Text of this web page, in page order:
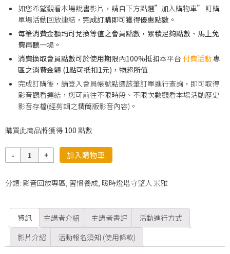
如您希望觀看本場說書影片，請自下方點選”加入購物車” 訂購
單場活動回放連結， 完成訂購即可獲得優惠點數。
每筆消費金額均可兌換等值之會員點數，累積足夠點數、馬上免
費再聽一場。
消費換取會員點數可於使用期限內100%抵扣本平台 付費活動專
區之消費金額 (1點可抵扣1元)，物超所值
完成訂購後，請登入會員帳號點選該筆訂單進行查詢，即可取得
影音觀看連結，您可前往不限時段、不限次數觀看本場活動歷史
影音存檔(經剪輯之精簡版影音內容)。
購買此商品將獲得 100 點數
量
加入購物車
分類: 影音回放專區, 習慣養成, 暖時燈塔守望人 米雅
資訊 主講者介紹 主講者書評
活動進行方式
影片介紹
活動報名須知 (使用條款)